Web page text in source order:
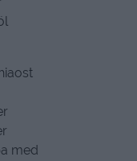
med